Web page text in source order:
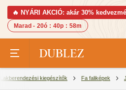
🔥 NYÁRI AKCIÓ: akár 30%
Marad - 20ó : 40p : 57m
Lakberendezési kiegészítők Fa faliképek